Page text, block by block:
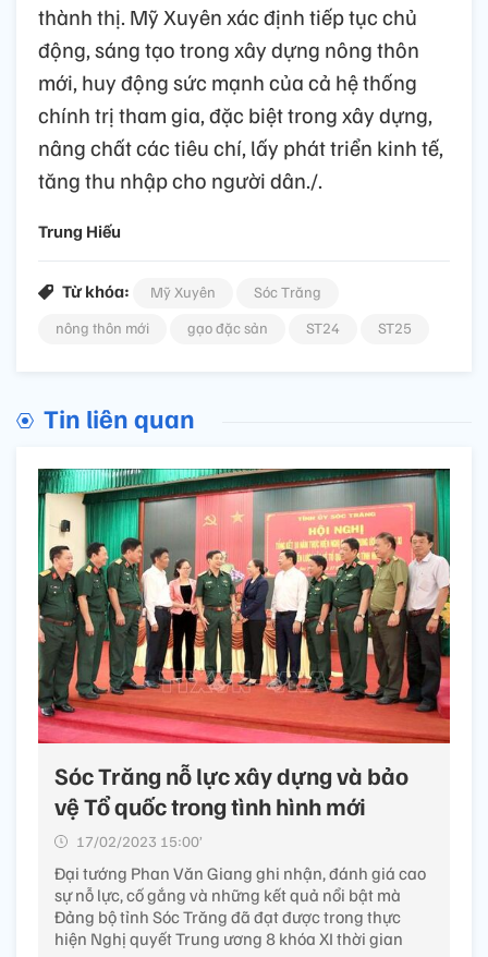
thành thị. Mỹ Xuyên xác định tiếp tục chủ
động, sáng tạo trong xây dựng nông thôn
mới, huy động sức mạnh của cả hệ thống
chính trị tham gia, đặc biệt trong xây dựng,
nâng chất các tiêu chí, lấy phát triển kinh tế,
tăng thu nhập cho người dân./.
Trung Hiếu
Từ khóa: Mỹ Xuyên
Sóc Trăng
nông thôn mới
gạo đặc sản ST24 ST25
Tin liên quan
Sóc Trăng nỗ lực xây dựng và bảo
vệ Tổ quốc trong tình hình mới
17/02/2023 15:00’
Đại tướng Phan Văn Giang ghi nhận, đánh giá cao
sự nỗ lực, cố gắng và những kết quả nổi bật mà
Đảng bộ tỉnh Sóc Trăng đã đạt được trong thực
hiện Nghị quyết Trung ương 8 khóa XI thời gian